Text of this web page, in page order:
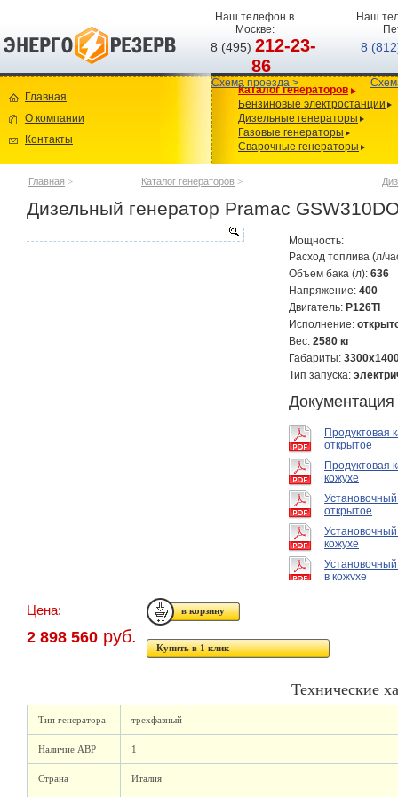
Наш телефон в
Москве:
8 (495)212-23-
86
Схема проезда >
Наш
8
Главная
О компании
Контакты
Каталог генераторов
Бензиновые электростанции
Дизельные генераторы
Газовые генераторы
Сварочные генераторы
Главная > Каталог генераторов >
Дизельный генератор Pramac
Мощность:
Расход топлива (л/
Объем бака (л): 636
Напряжение: 400
Двигатель: P126TI
Исполнение:
Вес: 2580 кг
Габариты:
Тип запуска:
Документация
Продуктовая
открытое
Продуктовая
кожухе
открытое
кожухе
в кожухе
Цена:
2 898 560 руб.
Купить в 1 клик
Технические
Тип генератора трехфазный
Наличие АВР 1
Страна Италия